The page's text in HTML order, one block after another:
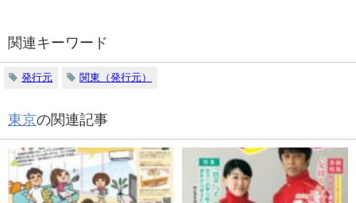
関連キーワード
発行元 関東（発行元）
東京の関連記事